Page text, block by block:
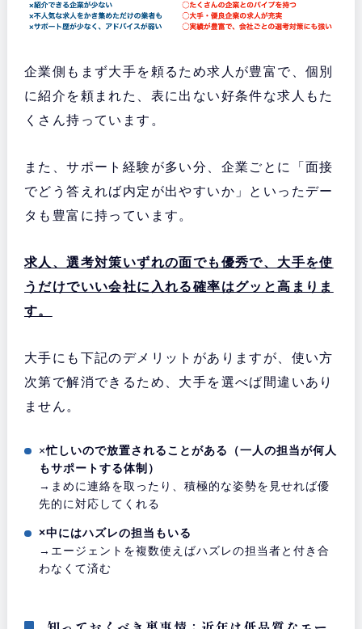
企業側もまず大手を頼るため求人が豊富で、個別
に紹介を頼まれた、表に出ない好条件な求人もた
くさん持っています。
また、サポート経験が多い分、企業ごとに「面接
でどう答えれば内定が出やすいか」といったデー
タも豊富に持っています。
求人、選考対策いずれの面でも優秀で、大手を使
うだけでいい会社に入れる確率はグッと高まりま
す。
大手にも下記のデメリットがありますが、使い方
次第で解消できるため、大手を選べば間違いあり
ません。
×忙しいので放置されることがある（一人の担当が何人
もサポートする体制）
→まめに連絡を取ったり、積極的な姿勢を見せれば優
先的に対応してくれる
×中にはハズレの担当もいる
→エージェントを複数使えばハズレの担当者と付き合
わなくて済む